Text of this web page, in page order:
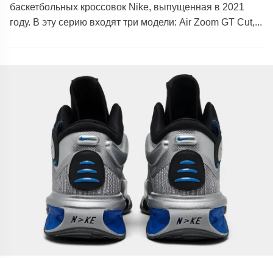
баскетбольных кроссовок Nike, выпущенная в 2021
году. В эту серию входят три модели: Air Zoom GT Cut,...